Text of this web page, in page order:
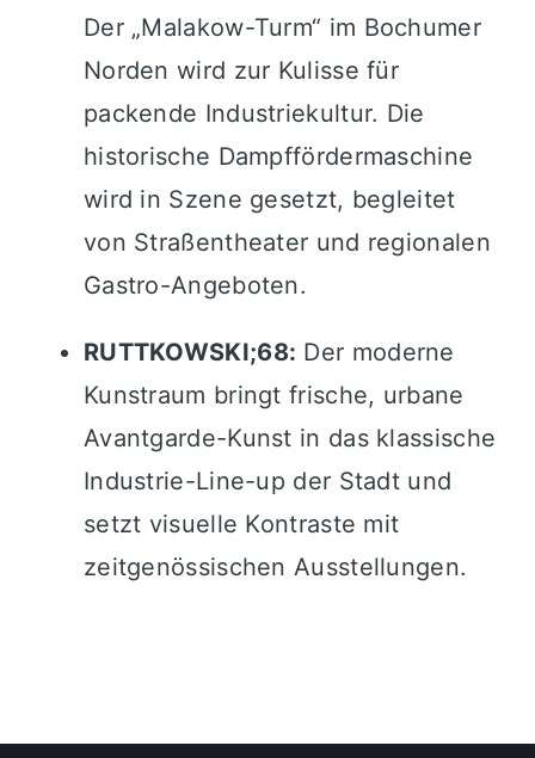
Der „Malakow-Turm“ im Bochumer
Norden wird zur Kulisse für
packende Industriekultur. Die
historische Dampffördermaschine
wird in Szene gesetzt, begleitet
von Straßentheater und regionalen
Gastro-Angeboten.
RUTTKOWSKI;68: Der moderne
Kunstraum bringt frische, urbane
Avantgarde-Kunst in das klassische
Industrie-Line-up der Stadt und
setzt visuelle Kontraste mit
zeitgenössischen Ausstellungen.